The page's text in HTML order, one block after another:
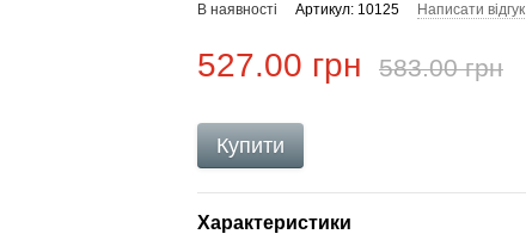
В наявності Артикул: 10125 Написати відгук
527.00 грн 583.00 грн
Купити
Характеристики